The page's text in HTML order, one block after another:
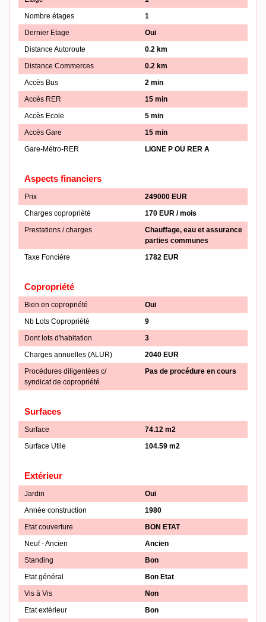
Nombre étages
1
Dernier Etage
Oui
Distance Autoroute
0.2 km
Distance Commerces
0.2 km
Accès Bus
2 min
Accès RER
15 min
Accès Ecole
5 min
Accès Gare
15 min
Gare-Métro-RER
LIGNE P OU RER A
Aspects financiers
Prix
249000 EUR
Charges copropriété
170 EUR / mois
Prestations / charges
Chauffage, eau et assurance
parties communes
Taxe Foncière
1782 EUR
Copropriété
Bien en copropriété
Oui
Nb Lots Copropriété
9
Dont lots d'habitation
3
Charges annuelles (ALUR)
2040 EUR
Procédures diligentées c/
syndicat de copropriété
Pas de procédure en cours
Surfaces
Surface
74.12 m2
Surface Utile
104.59 m2
Extérieur
Jardin
Oui
Année construction
1980
Etat couverture
BON ETAT
Neuf - Ancien
Ancien
Standing
Bon
Etat général
Bon Etat
Vis à Vis
Non
Etat extérieur
Bon